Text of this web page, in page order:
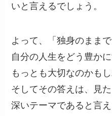
いと言えるでしょう。
よって、「独身のまま
自分の人生をどう豊か
もっとも大切なのかもし
そしてその答えは、見
深いテーマであると言え